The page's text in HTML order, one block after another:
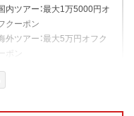
内ツアー：最大1万5000円オ
クーポン
外ツアー：最大5万円オフク
ポン
ーポン